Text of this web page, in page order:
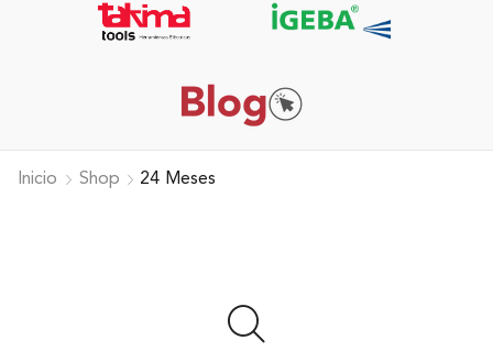
Inicio Shop 24 Meses